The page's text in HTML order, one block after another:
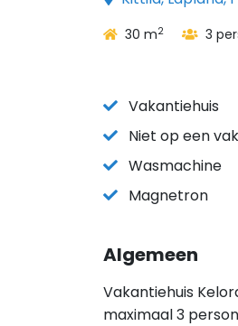
30 m2 3
Vakantiehuis
Niet op een
Wasmachine
Magnetron
Algemeen
Vakantiehuis
maximaal 3